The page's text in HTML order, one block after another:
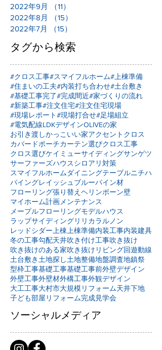
2022年9月
（11）
2022年8月
（15）
2022年7月
（15）
タグから検索
#クロス工事#スマイフルホーム#上棟準備
#住まいの工夫#内装打ち合わせ#土台敷き
#基礎工事完了#完成間近#家づくりの流れ
#新築工事#注文住宅#注文住宅現場
#現場レポート#現場打合せ#足場組立
#電気配線LDKデザインOLIVEの家
お引き渡しかっこいい家アクセントクロス
カバードポーチカーテン選びクロス工事
クロス選びケイミューサイディングサンゲツ
サーファーズハウスシロアリ対策
スマイフルホームダイニングテーブルニチハ
パイングレイッシュブルーパイン材
フローリング張り替え ヘリンボーン壁
マイホーム計画 メンテナンス
メープルフローリングモデルハウス
ラップサイディングリリカラ ルノン
レッドシダー 上棟 上棟準備内装工事内装建具
冬の工事勾配天井吹き付け工事吹き抜け
吹き抜けのある家吹き抜けリビング回遊動線
土台敷き 土地探し土地整備地盤調査地鎮祭
型枠工事基礎工事基礎工事前外壁デザイン
外壁工事外壁材外構工事外観デザイン
大工工事大村市大規模リフォーム天井下地
子ども部屋リフォーム完成見学会
ソーシャルメディア